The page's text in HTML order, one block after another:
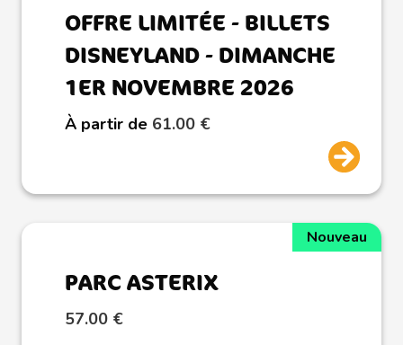
OFFRE LIMITÉE - BILLETS
DISNEYLAND - DIMANCHE
1ER NOVEMBRE 2026
À partir de 61.00 €
Nouveau
PARC ASTERIX
57.00 €